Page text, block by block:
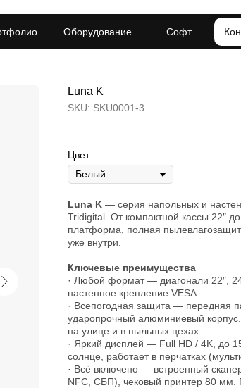
Оборудование Софт
Luna K
SKU: SKU0001-3
Цвет
Luna K — серия напольных и
Tridigital. От компактной кассы 22″
платформа, полная
уже внутри.
Ключевые преимущества
· Любой формат — диагонали 22″,
настенное крепление VESA.
· Всепогодная защита — передняя
ударопрочный алюминиевый
на улице и в пыльных цехах.
· Яркий дисплей — Full HD / 4K, до
солнце, работает в перчатках
· Всё включено — встроенный
NFC, СБП), чековый принтер 80 мм.